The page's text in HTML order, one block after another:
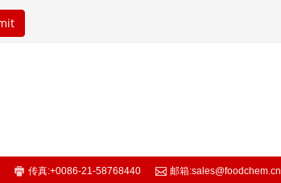
传真:+0086-21-58768440 邮箱:sales@foodchem.cn